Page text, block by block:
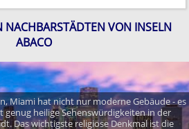
NACHBARSTÄDTEN VON INSELN
ABACO
Miami hat nicht nur moderne Gebäude - es
genug heilige Sehenswürdigkeiten in der
Das wichtigste religiöse Denkmal ist die